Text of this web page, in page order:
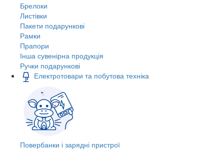
Брелоки
Листівки
Пакети подарункові
Рамки
Прапори
Інша сувенірна продукція
Ручки подарункові
Електротовари та побутова техніка
Повербанки і зарядні пристрої